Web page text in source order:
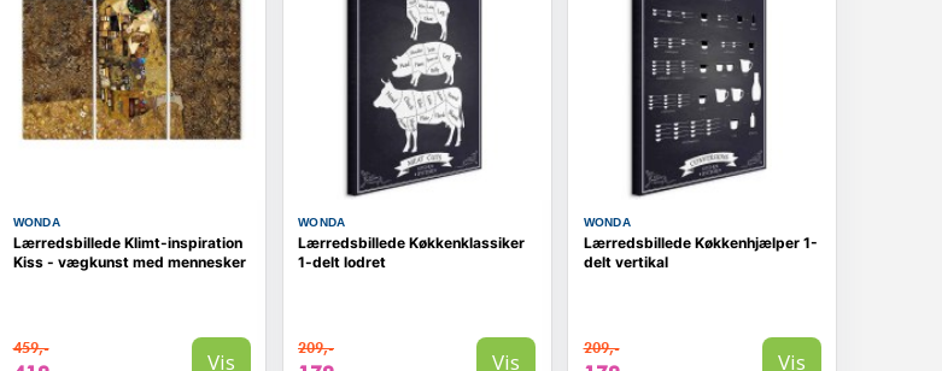
WONDA
Lærredsbillede Klimt-inspiration
Kiss - vægkunst med mennesker
459,-
Vis
WONDA
Lærredsbillede Køkkenklassiker
1-delt lodret
209,-
Vis
WONDA
Lærredsbillede Køkkenhjælper 1-
delt vertikal
209,-
Vis